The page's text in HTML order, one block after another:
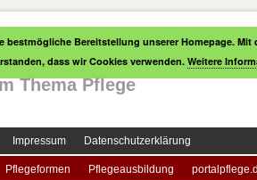
Thema Pflege
Impressum Datenschutzerklärung
Pflegeformen Pflegeausbildung
bestmögliche Bereitstellung unserer Homepage. Mit
dass wir Cookies verwenden. Weitere